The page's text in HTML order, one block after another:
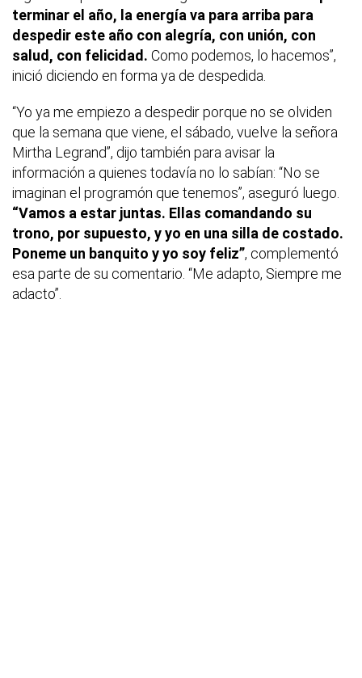
terminar el año, la energía va para arriba para
despedir este año con alegría, con unión, con
salud, con felicidad. Como podemos, lo hacemos”,
inició diciendo en forma ya de despedida.
“Yo ya me empiezo a despedir porque no se olviden
que la semana que viene, el sábado, vuelve la señora
Mirtha Legrand”, dijo también para avisar la
información a quienes todavía no lo sabían: “No se
imaginan el programón que tenemos”, aseguró luego.
“Vamos a estar juntas. Ellas comandando su
trono, por supuesto, y yo en una silla de costado.
Poneme un banquito y yo soy feliz”, complementó
esa parte de su comentario. “Me adapto, Siempre me
adacto”.